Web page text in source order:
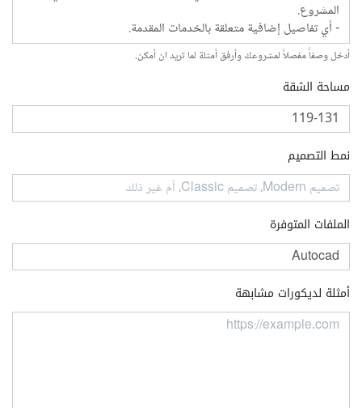
أدخل وصفاً مفصلاً لمشروعك وأرفق أمثلة لما تريد ان أمكن.
مساحة الشقة
نمط التصميم
الملفات المتوفرة
أمثلة لديكورات مشابهة